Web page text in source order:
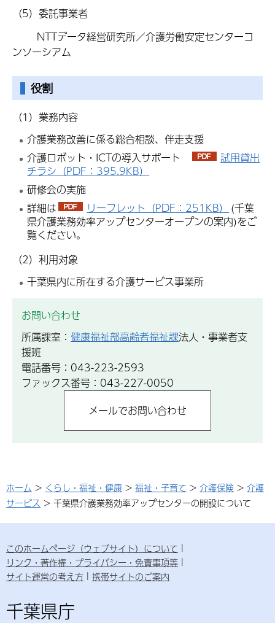
（5）委託事業者
NTTデータ経営研究所／介護労働安定センターコ
ンソーシアム
役割
（1）業務内容
介護業務改善に係る総合相談、伴走支援
介護ロボット・ICTの導入サポート
試用貸出
チラシ（PDF：395.9KB）
研修会の実施
詳細は
リーフレット（PDF：251KB） (千葉
県介護業務効率アップセンターオープンの案内)をご
覧ください。
（2）利用対象
千葉県内に所在する介護サービス事業所
お問い合わせ
所属課室： 健康福祉部高齢者福祉課法人・事業者支
援班
電話番号：043-223-2593
ファックス番号：043-227-0050
ホーム > くらし・福祉・健康 > 福祉・子育て > 介護保険 > 介護
サービス > 千葉県介護業務効率アップセンターの開設について
このホームページ（ウェブサイト）について
リンク・著作権・プライバシー・免責事項等
サイト運営の考え方
携帯サイトのご案内
千葉県庁